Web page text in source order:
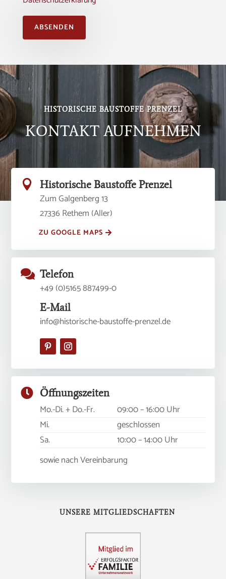
ABSENDEN
HISTORISCHE BAUSTOFFE PRENZEL
KONTAKT AUFNEHMEN
 Historische Baustoffe Prenzel
Zum Galgenberg 13
27336 Rethem (Aller)
ZU GOOGLE MAPS
 Telefon
+49 (0)5165 887499-0
E-Mail
info@historische-baustoffe-prenzel.de
 Öffnungszeiten
Mo.-Di. + Do.-Fr.
09:00 – 16:00 Uhr
Mi.
geschlossen
Sa.
10:00 – 14:00 Uhr
sowie nach Vereinbarung
UNSERE MITGLIEDSCHAFTEN